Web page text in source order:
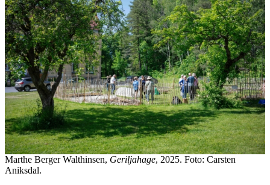
Marthe Berger Walthinsen, Geriljahage, 2025. Foto: Carsten
Aniksdal.